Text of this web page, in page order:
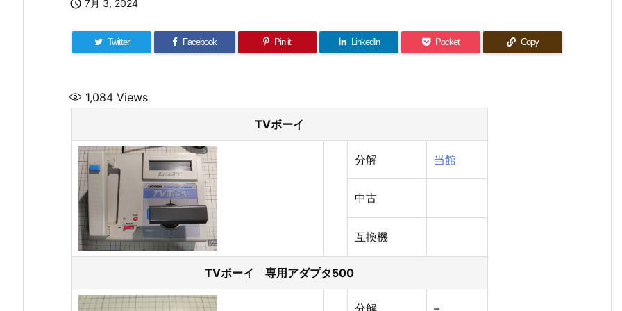
 7月 3, 2024
Twitter Facebook Pin it LinkedIn Pocket Copy
1,084 Views
TVボーイ
分解 当館
中古
互換機
TVボーイ 専用アダプタ500
分解 –